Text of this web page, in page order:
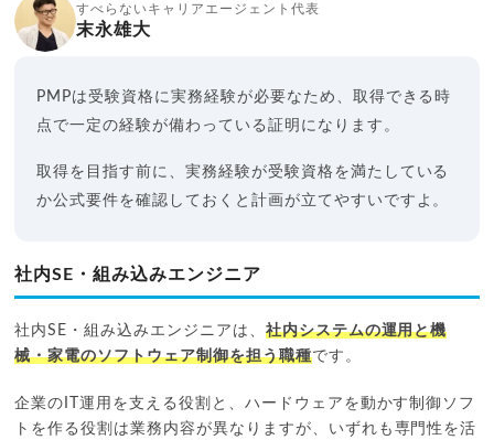
すべらないキャリアエージェント代表
末永雄大
PMPは受験資格に実務経験が必要なため、取得できる時
点で一定の経験が備わっている証明になります。
取得を目指す前に、実務経験が受験資格を満たしている
か公式要件を確認しておくと計画が立てやすいですよ。
社内SE・組み込みエンジニア
社内SE・組み込みエンジニアは、 社内システムの運用と機
械・家電のソフトウェア制御を担う職種です。
企業のIT運用を支える役割と、ハードウェアを動かす制御ソフ
トを作る役割は業務内容が異なりますが、いずれも専門性を活